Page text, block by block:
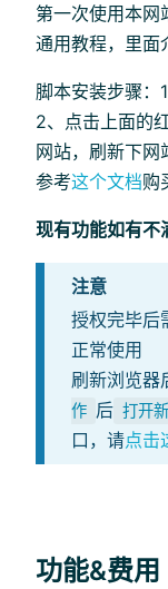
第一次使用本网
通用教程，里
脚本安装步骤：
2、点击上面的
网站，刷新下网
参考这个文档购
现有功能如有不
注意
授权完毕后
正常使用
刷新浏览器
作 后 打开
口，请点击
功能&费用